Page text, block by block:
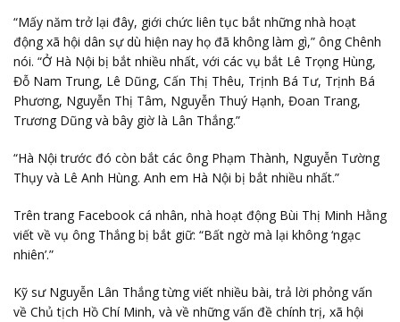
“Mấy năm trở lại đây, giới chức liên tục bắt những nhà hoạt
động xã hội dân sự dù hiện nay họ đã không làm gì,” ông Chênh
nói. “Ở Hà Nội bị bắt nhiều nhất, với các vụ bắt Lê Trọng Hùng,
Đỗ Nam Trung, Lê Dũng, Cấn Thị Thêu, Trịnh Bá Tư, Trịnh Bá
Phương, Nguyễn Thị Tâm, Nguyễn Thuý Hạnh, Đoan Trang,
Trương Dũng và bây giờ là Lân Thắng.”
“Hà Nội trước đó còn bắt các ông Phạm Thành, Nguyễn Tường
Thụy và Lê Anh Hùng. Anh em Hà Nội bị bắt nhiều nhất.”
Trên trang Facebook cá nhân, nhà hoạt động Bùi Thị Minh Hằng
viết về vụ ông Thắng bị bắt giữ: “Bất ngờ mà lại không ‘ngạc
nhiên’.”
Kỹ sư Nguyễn Lân Thắng từng viết nhiều bài, trả lời phỏng vấn
về Chủ tịch Hồ Chí Minh, và về những vấn đề chính trị, xã hội